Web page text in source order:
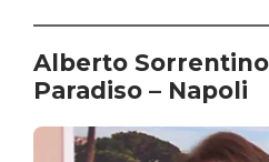
Alberto
Paradiso – Napoli